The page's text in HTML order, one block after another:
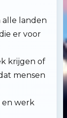
alle landen
er voor
krijgen of
mensen
en werk